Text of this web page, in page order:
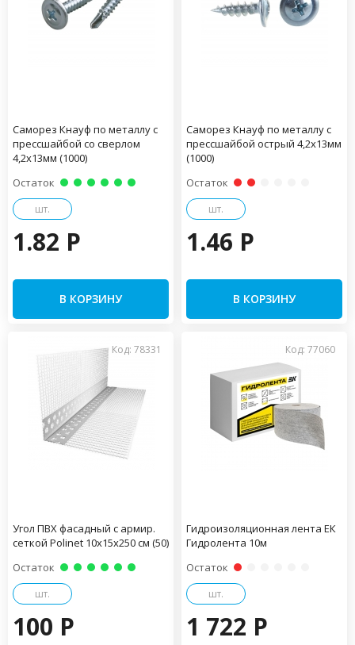
Саморез Кнауф по металлу с
прессшайбой со сверлом
4,2х13мм (1000)
Остаток
шт.
1.82 P
В КОРЗИНУ
Саморез Кнауф по металлу с
прессшайбой острый 4,2х13мм
(1000)
Остаток
шт.
1.46 P
В КОРЗИНУ
Код: 78331
Угол ПВХ фасадный с армир.
сеткой Polinet 10х15х250 см (50)
Остаток
шт.
100 P
Код: 77060
Гидроизоляционная лента ЕК
Гидролента 10м
Остаток
шт.
1 722 P